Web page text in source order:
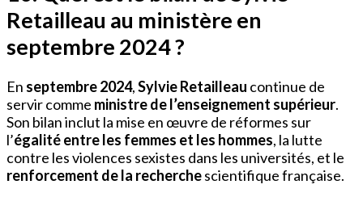
Retailleau au ministère en
septembre 2024 ?
En septembre 2024,Sylvie Retailleau continue de
servir comme ministre de l’enseignement supérieur.
Son bilan inclut la mise en œuvre de réformes sur
l’égalité entre les femmes et les hommes, la lutte
contre les violences sexistes dans les universités, et le
renforcement de la recherchescientifique française.